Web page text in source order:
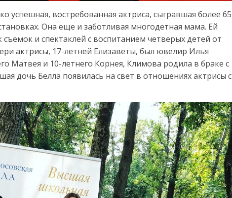
успешная, востребованная актриса, сыгравшая более 65
Она еще и заботливая многодетная мама. Ей
и спектаклей с воспитанием четверых детей от
актрисы, 17-летней Елизаветы, был ювелир Илья
Матвея и 10-летнего Корнея, Климова родила в браке с
дочь Белла появилась на свет в отношениях актрисы с